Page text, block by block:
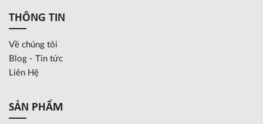
THÔNG TIN
Về chúng tôi
Blog - Tin tức
Liên Hệ
SẢN PHẨM